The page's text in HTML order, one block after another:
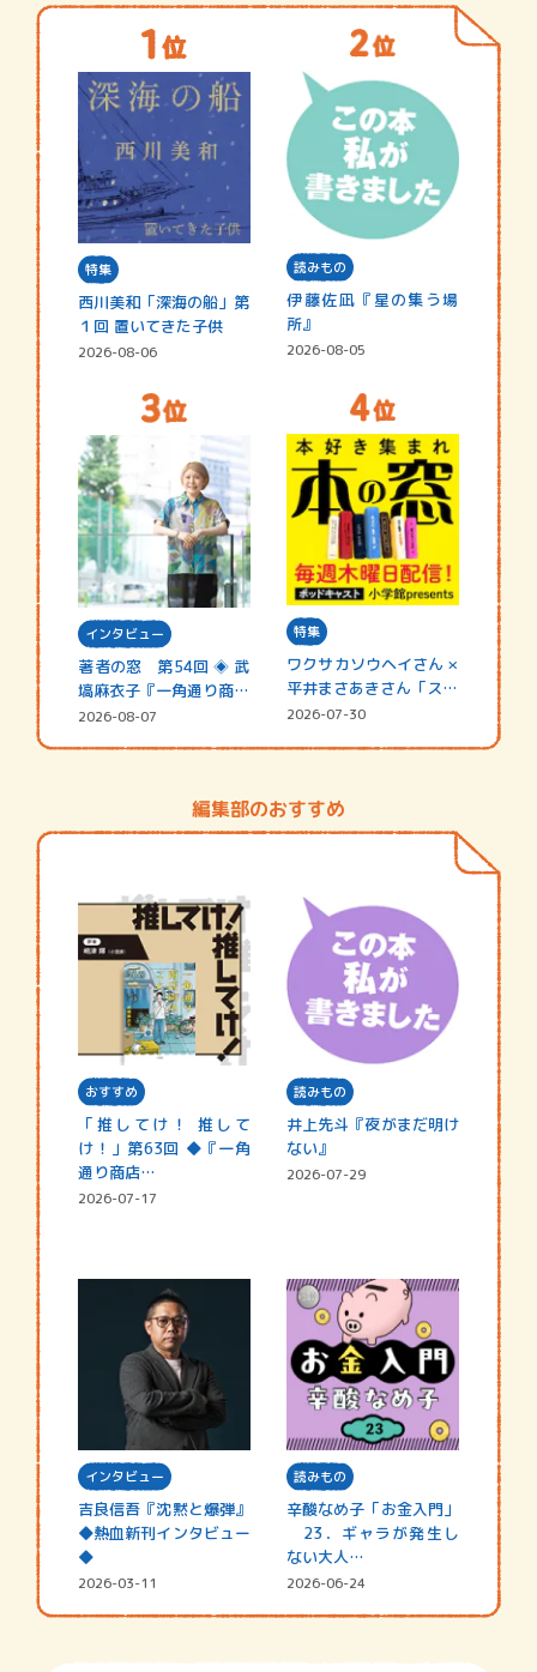
特集
西川美和「深海の船」第
１回 置いてきた子供
2026-08-06
読みもの
伊藤佐凪『星の集う場
所』
2026-08-05
インタビュー
著者の窓 第54回 ◈ 武
塙麻衣子『一角通り商店
街の…
2026-08-07
特集
ワクサカソウヘイさん ×
平井まさあきさん「スペ
シャ…
2026-07-30
編集部のおすすめ
おすすめ
「推してけ！ 推して
け！」第63回 ◆『一角
通り商店…
2026-07-17
読みもの
井上先斗『夜がまだ明け
ない』
2026-07-29
インタビュー
吉良信吾『沈黙と爆弾』
◆熱血新刊インタビュー
◆
2026-03-11
読みもの
辛酸なめ子「お金入門」
23．ギャラが発生し
ない大人…
2026-06-24